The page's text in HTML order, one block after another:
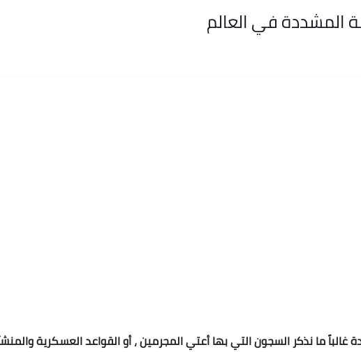
المشددة في العالم
غالباً ما نذكر السجون التي بها أعتي المجرمين ، أو القواعد العسكرية